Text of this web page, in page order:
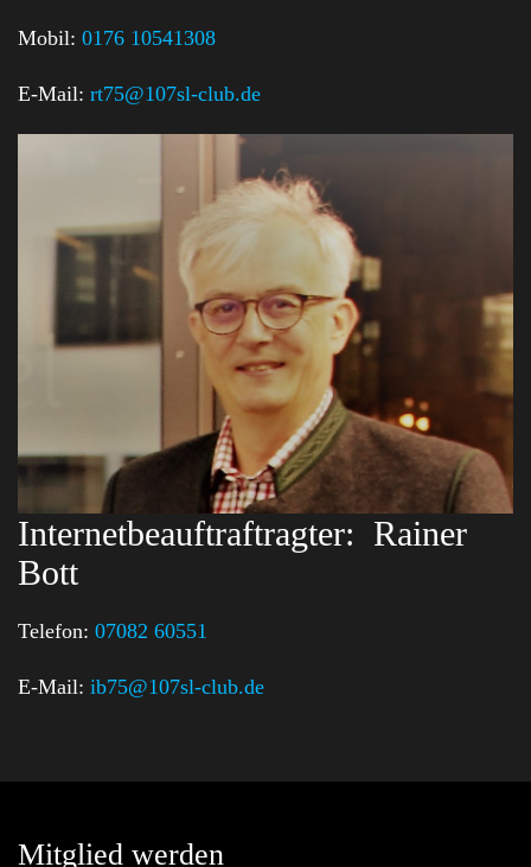
Mobil: 0176 10541308
E-Mail: rt75@107sl-club.de
Internetbeauftraftragter: Rainer
Bott
Telefon: 07082 60551
E-Mail: ib75@107sl-club.de
Mitglied werden